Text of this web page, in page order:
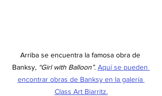
Arriba se encuentra la famosa obra de
Banksy, “Girl with Balloon”. Aquí se pueden
encontrar obras de Banksy en la galería
Class Art Biarritz.